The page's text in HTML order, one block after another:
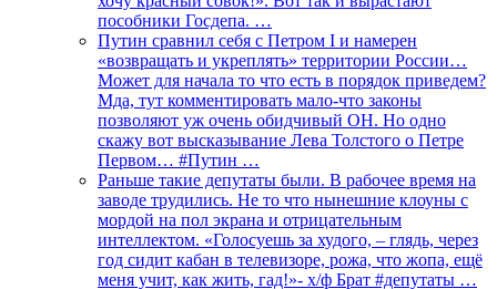
пособники Госдепа. …
Путин сравнил себя с Петром I и намерен
«возвращать и укреплять» территории России…
Может для начала то что есть в порядок приведем?
Мда, тут комментировать мало-что законы
позволяют уж очень обидчивый ОН. Но одно
скажу вот высказывание Лева Толстого о Петре
Первом… #Путин …
Раньше такие депутаты были. В рабочее время на
заводе трудились. Не то что нынешние клоуны с
мордой на пол экрана и отрицательным
интеллектом. «Голосуешь за худого, – глядь, через
год сидит кабан в телевизоре, рожа, что жопа, ещё
меня учит, как жить, гад!»- х/ф Брат #депутаты …